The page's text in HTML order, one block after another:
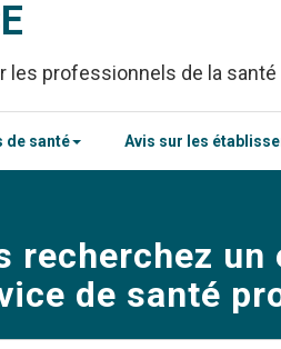
les professionnels de la santé
de santé Avis sur les
recherchez
de santé